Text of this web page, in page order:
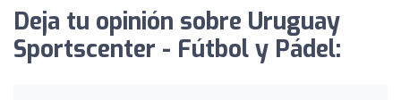
Deja tu opinión sobre Uruguay
Sportscenter - Fútbol y Pádel: